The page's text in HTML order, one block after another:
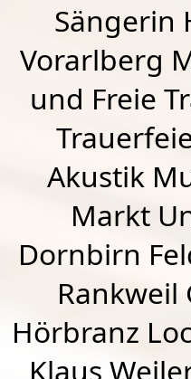
Sängerin
Vorarlberg
und Freie
Akustik
Markt
Dornbirn
Rankweil
Hörbranz
Klaus